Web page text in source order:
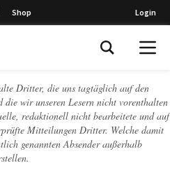
Shop Login
Dritter, die uns tagtäglich auf den
die wir unseren Lesern nicht vorenthalten
redaktionell nicht bearbeitete und auf
Mitteilungen Dritter. Welche damit
genannten Absender außerhalb